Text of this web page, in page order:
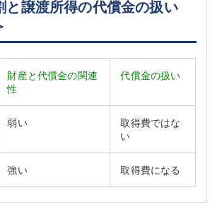
と譲渡所得の代償金の扱い
財産と代償金の関連
性
代償金の扱い
弱い
取得費ではな
い
強い 取得費になる